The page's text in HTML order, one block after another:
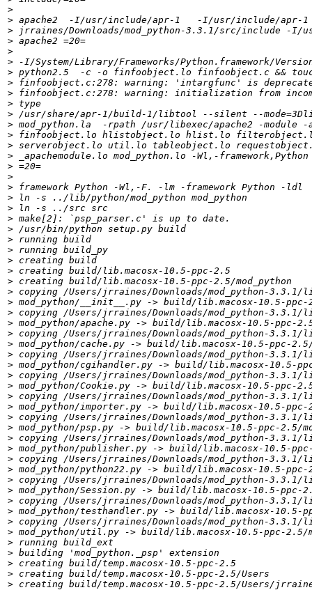
>
>
>
>
>
>
>
>
>
>
>
>
>
>
>
>
>
>
>
>
>
>
>
>
>
>
>
>
>
>
>
>
>
>
>
>
>
>
>
>
>
>
>
>
>
>
>
>
>
>
>
>
>
>
>
>